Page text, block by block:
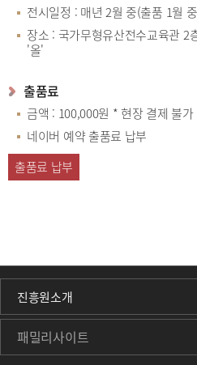
전시일정 : 매년 2월 중(출품 1월
장소 : 국가무형유산전수교육관
'올'
출품료
금액 : 100,000원 * 현장 결제 불가
네이버 예약 출품료 납부
출품료 납부
진흥원소개
패밀리사이트